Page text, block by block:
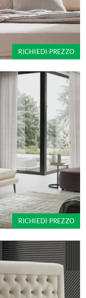
RICHIEDI PREZZO
RICHIEDI PREZZO